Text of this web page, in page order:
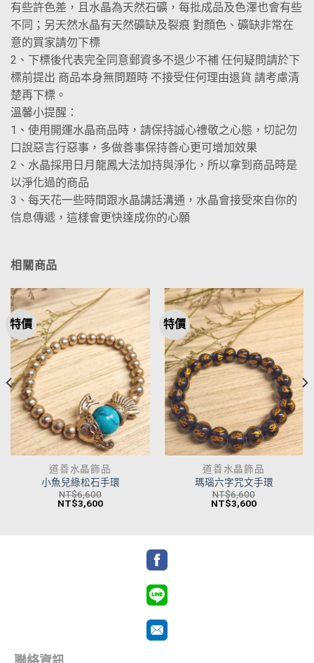
有些許色差，且水晶為天然石礦，每批成品及色澤也會有些
不同；另天然水晶有天然礦缺及裂痕 對顏色、礦缺非常在
意的買家請勿下標
2、下標後代表完全同意郵資多不退少不補 任何疑問請於下
標前提出 商品本身無問題時 不接受任何理由退貨 請考慮清
楚再下標。
溫馨小提醒：
1、使用開運水晶商品時，請保持誠心禮敬之心態，切記勿
口說惡言行惡事，多做善事保持善心更可增加效果
2、水晶採用日月龍鳳大法加持與淨化，所以拿到商品時是
以淨化過的商品
3、每天花一些時間跟水晶講話溝通，水晶會接受來自你的
信息傳遞，這樣會更快達成你的心願
相關商品
特價
道善水晶飾品
小魚兒綠松石手環
NT$6,600
NT$3,600
特價
道善水晶飾品
瑪瑙六字咒文手環
NT$6,600
NT$3,600